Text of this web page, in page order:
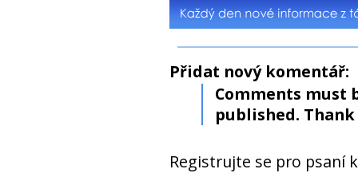
Přidat nový komentář:
Comments must
published. Thank
Registrujte se pro psaní